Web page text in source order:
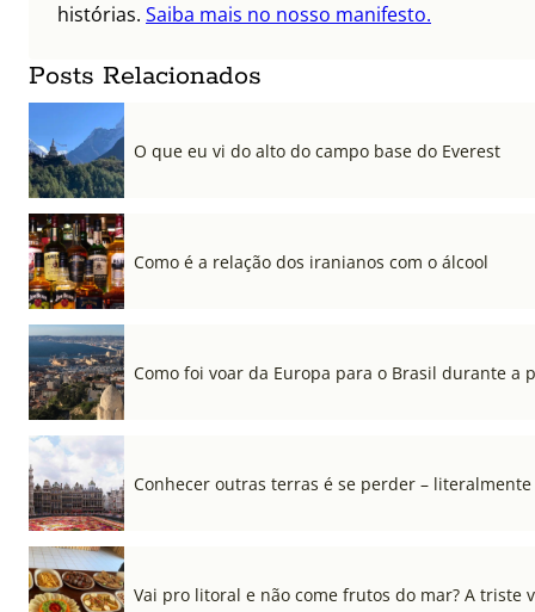
histórias. Saiba mais no nosso manifesto.
Posts Relacionados
O que eu vi do alto do campo base do Everest
Como é a relação dos iranianos com o álcool
Como foi voar da Europa para o Brasil durante a
Conhecer outras terras é se perder – literalmente
Vai pro litoral e não come frutos do mar? A triste